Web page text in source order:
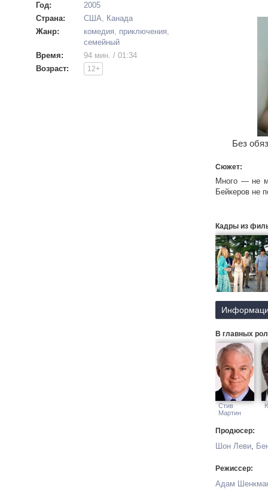
Год:
2005
Страна:
США, Канада
Жанр:
комедия, приключения,
семейный
Время:
94 мин. / 01:34
Возраст:
12+
Без
Сюжет:
Много — не
Бейкеров не
Кадры из
В главных
Стив
Мартин
Продюсер:
Шон Леви,
Режиссер:
Адам